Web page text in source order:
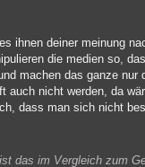
ihnen deiner meinung
die medien so,
machen das ganze
auch nicht werden, da
dass man sich nicht
das im Vergleich zum